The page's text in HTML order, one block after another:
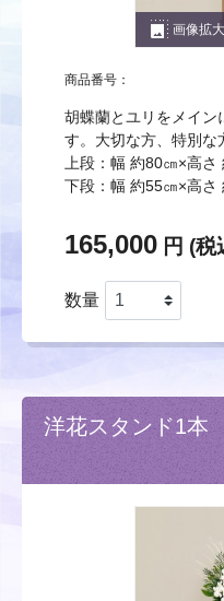
photo_size_select_large 画像拡大
商品番号：
胡蝶蘭とユリをメイン
す。大切な方、特別な
上段：幅 約80㎝×高さ
下段：幅 約55㎝×高さ
165,000 円 (税
数量
洋花スタンド1本